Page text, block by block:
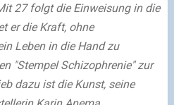
27 folgt die Einweisung in die
er die Kraft, ohne
Leben in die Hand zu
"Stempel Schizophrenie" zur
dazu ist die Kunst, seine